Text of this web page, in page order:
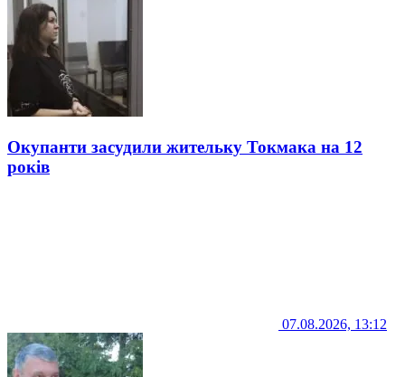
Окупанти засудили жительку Токмака на 12
років
07.08.2026, 13:12